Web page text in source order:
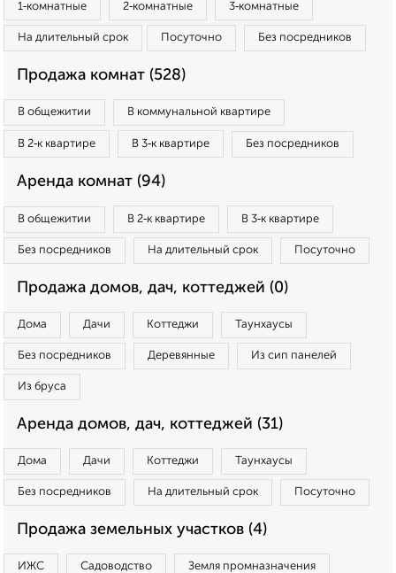
1‑комнатные 2‑комнатные 3‑комнатные
На длительный срок Посуточно Без посредников
Продажа комнат (528)
В общежитии В коммунальной квартире
В 2‑к квартире В 3‑к квартире Без посредников
Аренда комнат (94)
В общежитии В 2‑к квартире В 3‑к квартире
Без посредников На длительный срок Посуточно
Продажа домов, дач, коттеджей (0)
Дома Дачи Коттеджи Таунхаусы
Без посредников Деревянные Из сип панелей
Из бруса
Аренда домов, дач, коттеджей (31)
Дома Дачи Коттеджи Таунхаусы
Без посредников На длительный срок Посуточно
Продажа земельных участков (4)
ИЖС Садоводство Земля промназначения